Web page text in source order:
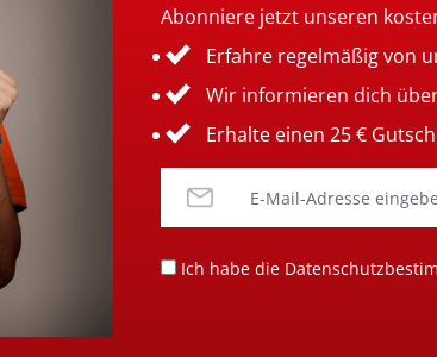
Abonniere jetzt unseren
Erfahre regelmäßig von
Wir informieren dich
Erhalte einen 25 €
Ich habe die